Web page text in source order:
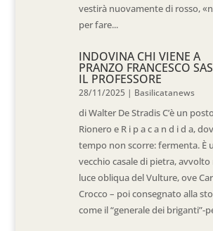
vestirà nuovamente di rosso,
per fare...
INDOVINA CHI VIENE A
PRANZO FRANCESCO
IL PROFESSORE
28/11/2025 | Basilicatanews
di Walter De Stradis C’è un
Rionero e R i p a c a n d i d a,
tempo non scorre: fermenta. È
vecchio casale di pietra, avvolto
luce obliqua del Vulture, ove
Crocco – poi consegnato alla
come il “generale dei briganti”-